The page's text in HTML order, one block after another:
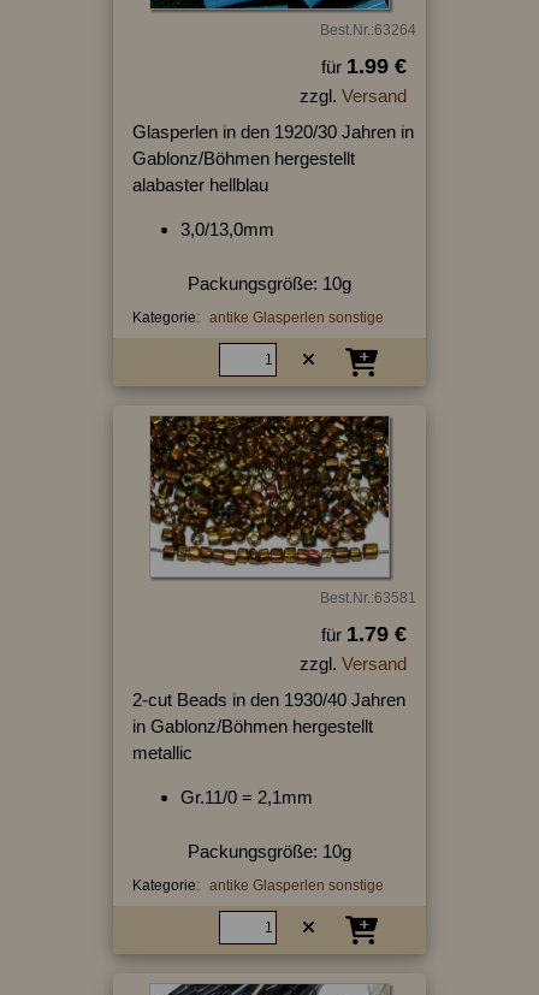
Best.Nr.:63264
für 1.99 €
zzgl. Versand
Glasperlen in den 1920/30 Jahren in
Gablonz/Böhmen hergestellt
alabaster hellblau
3,0/13,0mm
Packungsgröße: 10g
Kategorie: antike Glasperlen sonstige
Best.Nr.:63581
für 1.79 €
zzgl. Versand
2-cut Beads in den 1930/40 Jahren
in Gablonz/Böhmen hergestellt
metallic
Gr.11/0 = 2,1mm
Packungsgröße: 10g
Kategorie: antike Glasperlen sonstige